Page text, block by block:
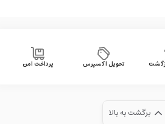
تحویل اکسپرس پرداخت امن
برگشت به بالا